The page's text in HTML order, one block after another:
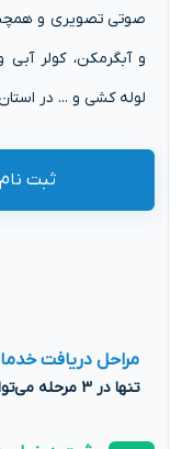
صوتی تصویری و
و آبگرمکن، کولر آبی
لوله کشی و ... در
ثبت
مراحل دریافت
تنها در 3 مرحله می‌توانید از خدمات کرمان تعمیر بهره‌مند شوید!